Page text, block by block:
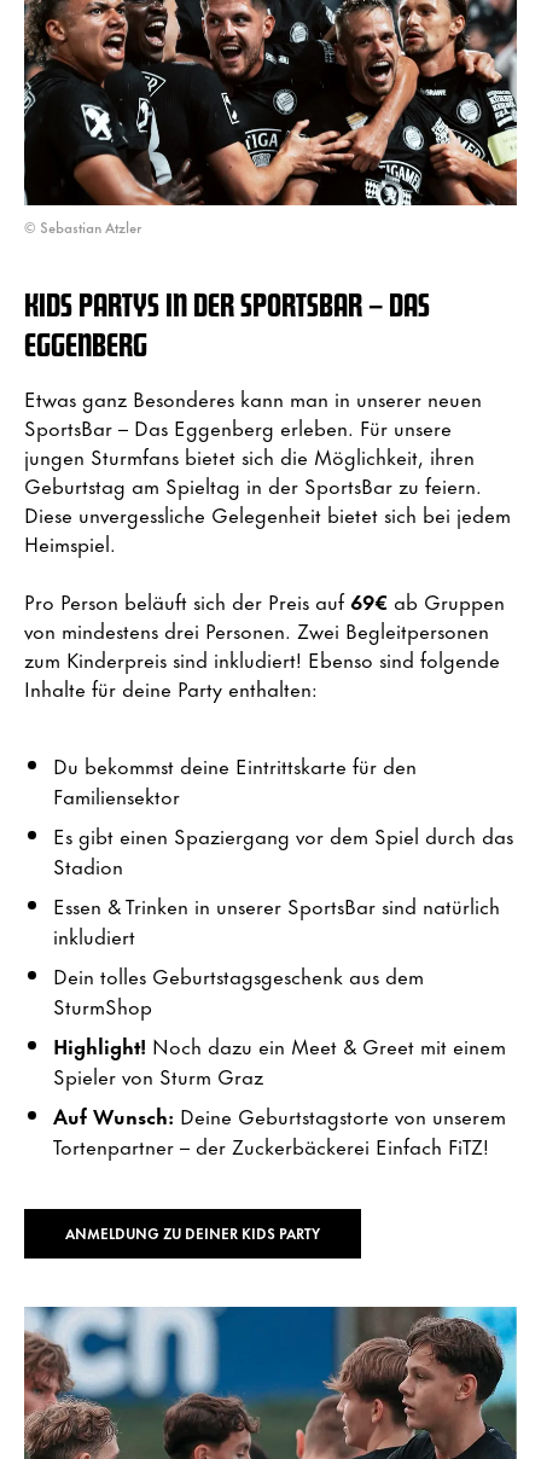
© Sebastian Atzler
KIDS PARTYS IN DER SPORTSBAR – DAS
EGGENBERG
Etwas ganz Besonderes kann man in unserer neuen
SportsBar – Das Eggenberg erleben. Für unsere
jungen Sturmfans bietet sich die Möglichkeit, ihren
Geburtstag am Spieltag in der SportsBar zu feiern.
Diese unvergessliche Gelegenheit bietet sich bei jedem
Heimspiel.
Pro Person beläuft sich der Preis auf69€ ab Gruppen
von mindestens drei Personen. Zwei Begleitpersonen
zum Kinderpreis sind inkludiert! Ebenso sind folgende
Inhalte für deine Party enthalten:
Du bekommst deine Eintrittskarte für den
Familiensektor
Es gibt einen Spaziergang vor dem Spiel durch das
Stadion
Essen & Trinken in unserer SportsBar sind natürlich
inkludiert
Dein tolles Geburtstagsgeschenk aus dem
SturmShop
Highlight! Noch dazu ein Meet & Greet mit einem
Spieler von Sturm Graz
Auf Wunsch: Deine Geburtstagstorte von unserem
Tortenpartner – der Zuckerbäckerei Einfach FiTZ!
ANMELDUNG ZU DEINER KIDS PARTY